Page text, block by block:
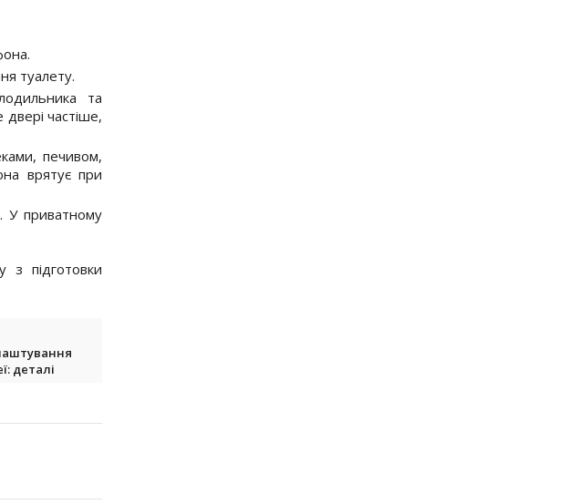
туалету.
та
частіше,
печивом,
врятує при
У приватному
з підготовки
деталі